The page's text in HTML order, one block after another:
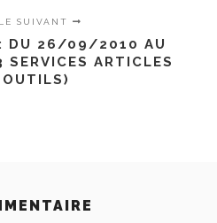
SUIVANT
: DU 26/09/2010 AU
ARTICLES